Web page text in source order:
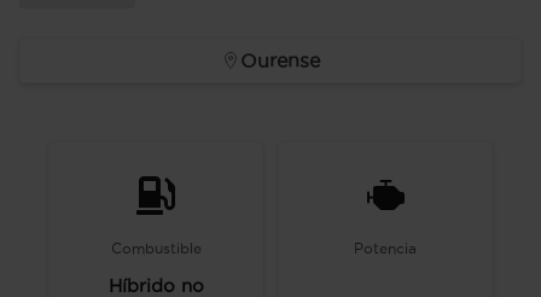
Ourense
Combustible
Híbrido no
Potencia